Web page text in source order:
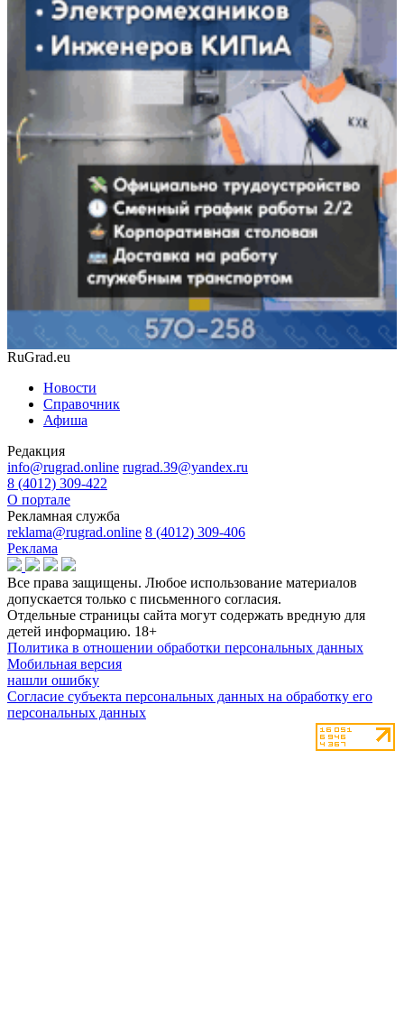
RuGrad.eu
Новости
Справочник
Афиша
Редакция
info@rugrad.online rugrad.39@yandex.ru
8 (4012) 309-422
О портале
Рекламная служба
reklama@rugrad.online 8 (4012) 309-406
Реклама
Все права защищены. Любое использование материалов
допускается только с письменного согласия.
Отдельные страницы сайта могут содержать вредную для
детей информацию. 18+
Политика в отношении обработки персональных данных
Мобильная версия
нашли ошибку
Согласие субъекта персональных данных на обработку его
персональных данных